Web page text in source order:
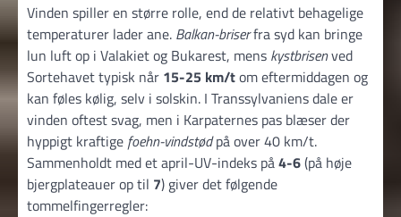
Vinden spiller en større rolle, end de relativt behagelige
temperaturer lader ane. Balkan-briserfra syd kan bringe
lun luft op i Valakiet og Bukarest, mens kystbrisenved
Sortehavet typisk når 15-25 km/tom eftermiddagen og
kan føles kølig, selv i solskin. I Transsylvaniens dale er
vinden oftest svag, men i Karpaternes pas blæser der
hyppigt kraftige foehn-vindstødpå over 40 km/t.
Sammenholdt med et april-UV-indeks på4-6(på høje
bjergplateauer op til 7) giver det følgende
tommelfingerregler: